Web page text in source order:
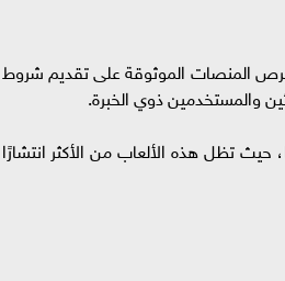
تحرص المنصات الموثوقة على تقديم شروط
والمستخدمين ذوي الخبرة.
حيث تظل هذه الألعاب من الأكثر انتشارًا